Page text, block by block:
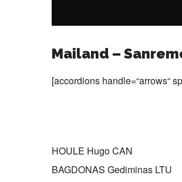
Mailand –
[accordions handle=“arrows“
HOULE Hugo CAN
BAGDONAS Gediminas LTU